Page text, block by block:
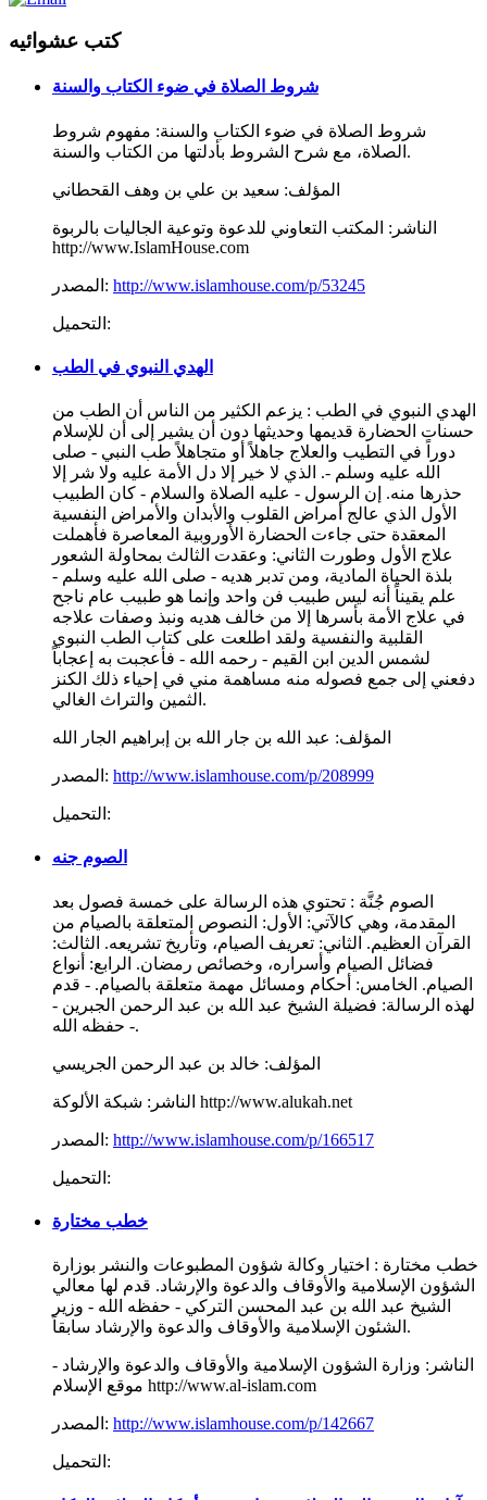
كتب عشوائيه
شروط الصلاة في ضوء الكتاب والسنة
شروط الصلاة في ضوء الكتاب والسنة: مفهوم شروط
الصلاة، مع شرح الشروط بأدلتها من الكتاب والسنة.
المؤلف: سعيد بن علي بن وهف القحطاني
الناشر: المكتب التعاوني للدعوة وتوعية الجاليات بالربوة
http://www.IslamHouse.com
المصدر: http://www.islamhouse.com/p/53245
التحميل:
الهدي النبوي في الطب
الهدي النبوي في الطب : يزعم الكثير من الناس أن الطب من
حسنات الحضارة قديمها وحديثها دون أن يشير إلى أن للإسلام
دوراً في التطيب والعلاج جاهلاً أو متجاهلاً طب النبي - صلى
الله عليه وسلم -. الذي لا خير إلا دل الأمة عليه ولا شر إلا
حذرها منه. إن الرسول - عليه الصلاة والسلام - كان الطبيب
الأول الذي عالج أمراض القلوب والأبدان والأمراض النفسية
المعقدة حتى جاءت الحضارة الأوروبية المعاصرة فأهملت
علاج الأول وطورت الثاني: وعقدت الثالث بمحاولة الشعور
بلذة الحياة المادية، ومن تدبر هديه - صلى الله عليه وسلم -
علم يقيناً أنه ليس طبيب فن واحد وإنما هو طبيب عام ناجح
في علاج الأمة بأسرها إلا من خالف هديه ونبذ وصفات علاجه
القلبية والنفسية ولقد اطلعت على كتاب الطب النبوي
لشمس الدين ابن القيم - رحمه الله - فأعجبت به إعجاباً
دفعني إلى جمع فصوله منه مساهمة مني في إحياء ذلك الكنز
الثمين والتراث الغالي.
المؤلف: عبد الله بن جار الله بن إبراهيم الجار الله
المصدر: http://www.islamhouse.com/p/208999
التحميل:
الصوم جنه
الصوم جُنَّة : تحتوي هذه الرسالة على خمسة فصول بعد
المقدمة، وهي كالآتي: الأول: النصوص المتعلقة بالصيام من
القرآن العظيم. الثاني: تعريف الصيام، وتأريخ تشريعه. الثالث:
فضائل الصيام وأسراره، وخصائص رمضان. الرابع: أنواع
الصيام. الخامس: أحكام ومسائل مهمة متعلقة بالصيام. - قدم
لهذه الرسالة: فضيلة الشيخ عبد الله بن عبد الرحمن الجبرين -
حفظه الله -.
المؤلف: خالد بن عبد الرحمن الجريسي
الناشر: شبكة الألوكة http://www.alukah.net
المصدر: http://www.islamhouse.com/p/166517
التحميل:
خطب مختارة
خطب مختارة : اختيار وكالة شؤون المطبوعات والنشر بوزارة
الشؤون الإسلامية والأوقاف والدعوة والإرشاد. قدم لها معالي
الشيخ عبد الله بن عبد المحسن التركي - حفظه الله - وزير
الشئون الإسلامية والأوقاف والدعوة والإرشاد سابقاً.
الناشر: وزارة الشؤون الإسلامية والأوقاف والدعوة والإرشاد -
موقع الإسلام http://www.al-islam.com
المصدر: http://www.islamhouse.com/p/142667
التحميل: